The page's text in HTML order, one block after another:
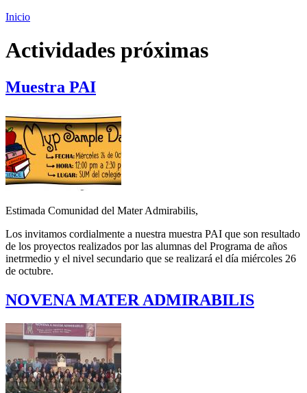
Inicio
Actividades próximas
Muestra PAI
Estimada Comunidad del Mater Admirabilis,
Los invitamos cordialmente a nuestra muestra PAI que son resultado
de los proyectos realizados por las alumnas del Programa de años
inetrmedio y el nivel secundario que se realizará el día miércoles 26
de octubre.
NOVENA MATER ADMIRABILIS